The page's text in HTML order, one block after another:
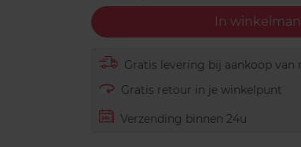
In
Gratis levering bij aankoop van
Gratis retour in je winkelpunt
Verzending binnen 24u